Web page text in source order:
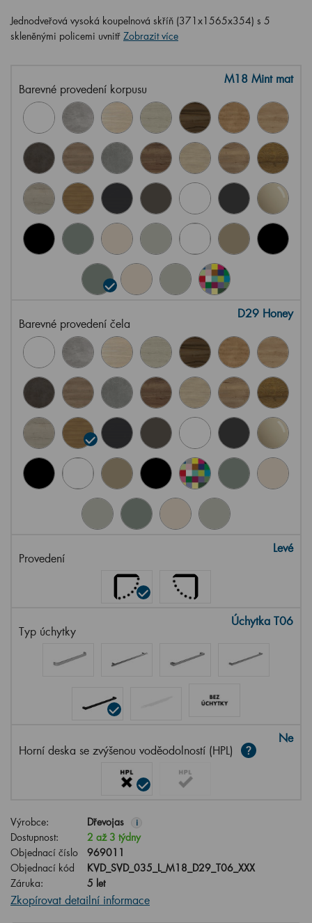
Jednodveřová vysoká koupelnová skříň (371x1565x354) s 5
skleněnými policemi uvnitř Zobrazit více
Barevné provedení korpusu
M18 Mint mat
Barevné provedení čela
D29 Honey
Provedení
Levé
Typ úchytky
Úchytka T06
Horní deska se zvýšenou voděodolností (HPL)
Ne
Výrobce: Dřevojas i
Dostupnost:
2 až 3 týdny
Objednací číslo
969011
Objednací kód
KVD_SVD_035_L_M18_D29_T06_XXX
Záruka:
5 let
Zkopírovat detailní informace